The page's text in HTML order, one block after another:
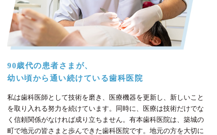
90歳代の患者さまが、
幼い頃から通い続けている歯科医院
私は歯科医師として技術を磨き、医療機器を更新し、新しいこと
を取り入れる努力を続けています。同時に、医療は技術だけでな
く信頼関係がなければ成り立ちません。有本歯科医院は、築城の
町で地元の皆さまと歩んできた歯科医院です。地元の方を大切に